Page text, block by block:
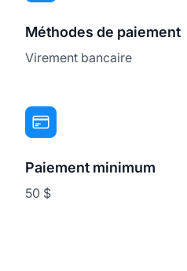
Méthodes de paiement
Virement bancaire
Paiement minimum
50 $